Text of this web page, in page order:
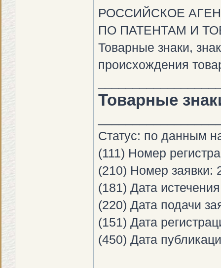
РОССИЙСКОЕ
ПО ПАТЕНТАМ И
Товарные знаки,
происхождения
Товарные
Статус: по данным
(111) Номер
(210) Номер заявки:
(181) Дата
(220) Дата подачи
(151) Дата
(450) Дата